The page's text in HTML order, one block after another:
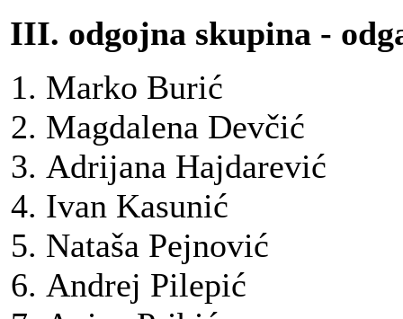
III. odgojna skupina -
Marko Burić
Magdalena Devčić
Adrijana Hajdarević
Ivan Kasunić
Nataša Pejnović
Andrej Pilepić